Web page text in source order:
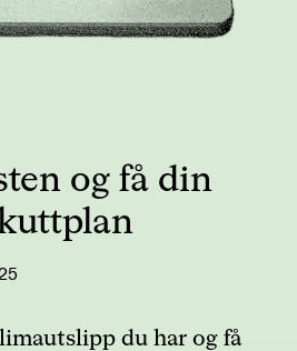
og få din
du har og få